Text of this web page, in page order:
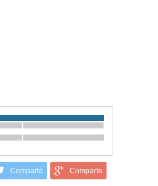
Comparte Comparte